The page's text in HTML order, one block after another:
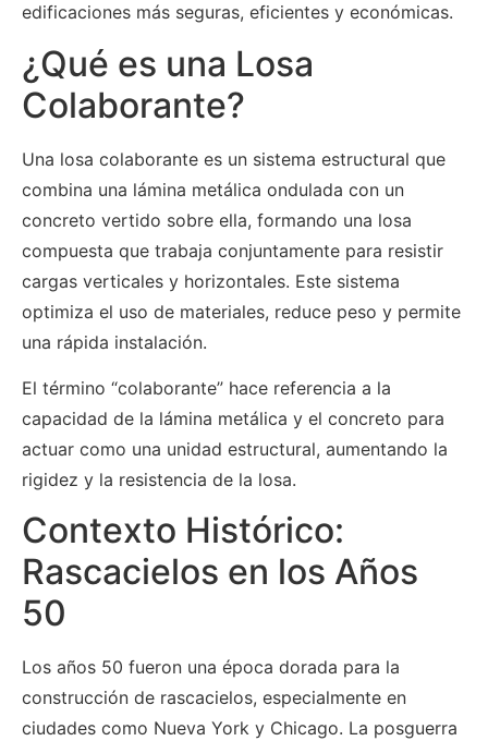
edificaciones más seguras, eficientes y económicas.
¿Qué es una Losa
Colaborante?
Una losa colaborante es un sistema estructural que
combina una lámina metálica ondulada con un
concreto vertido sobre ella, formando una losa
compuesta que trabaja conjuntamente para resistir
cargas verticales y horizontales. Este sistema
optimiza el uso de materiales, reduce peso y permite
una rápida instalación.
El término “colaborante” hace referencia a la
capacidad de la lámina metálica y el concreto para
actuar como una unidad estructural, aumentando la
rigidez y la resistencia de la losa.
Contexto Histórico:
Rascacielos en los Años
50
Los años 50 fueron una época dorada para la
construcción de rascacielos, especialmente en
ciudades como Nueva York y Chicago. La posguerra